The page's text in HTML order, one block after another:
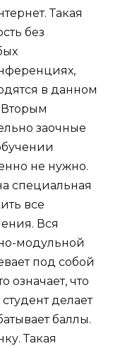
Такая
без
в данном
заочные
не нужно.
специальная
все
Вся
модульной
под собой
означает, что
делает
баллы.
Такая